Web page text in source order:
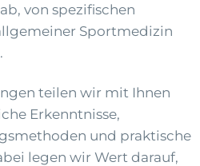
von spezifischen
Sportmedizin
teilen wir mit Ihnen
Erkenntnisse,
und praktische
legen wir Wert darauf,